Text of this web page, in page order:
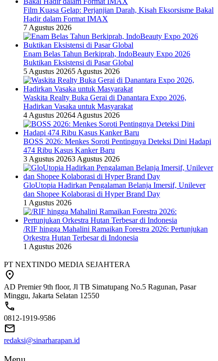
Film Kuasa Gelap: Perjanjian Darah, Kisah Eksorsisme Bakal
Hadir dalam Format IMAX
7 Agustus 2026
Enam Belas Tahun Berkiprah, IndoBeauty Expo 2026
Buktikan Eksistensi di Pasar Global
5 Agustus 20265 Agustus 2026
Waskita Realty Buka Gerai di Danantara Expo 2026,
Hadirkan Vasaka untuk Masyarakat
4 Agustus 20264 Agustus 2026
BOSS 2026: Menkes Soroti Pentingnya Deteksi Dini Hadapi
474 Ribu Kasus Kanker Baru
3 Agustus 20263 Agustus 2026
GloUtopia Hadirkan Pengalaman Belanja Imersif, Unilever
dan Shopee Kolaborasi di Hyper Brand Day
1 Agustus 2026
/RIF hingga Mahalini Ramaikan Forestra 2026: Pertunjukan
Orkestra Hutan Terbesar di Indonesia
1 Agustus 2026
PT NEXTINDO MEDIA SEJAHTERA
AD Premier 9th floor, Jl TB Simatupang No.5 Ragunan, Pasar
Minggu, Jakarta Selatan 12550
0812-1919-9586
redaksi@sinarharapan.id